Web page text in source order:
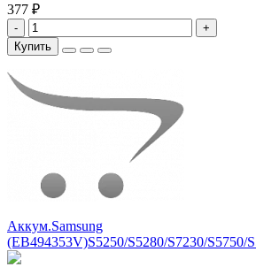
377 ₽
-
+
Купить
Аккум.Samsung
(EB494353V)S5250/S5280/S7230/S5750/